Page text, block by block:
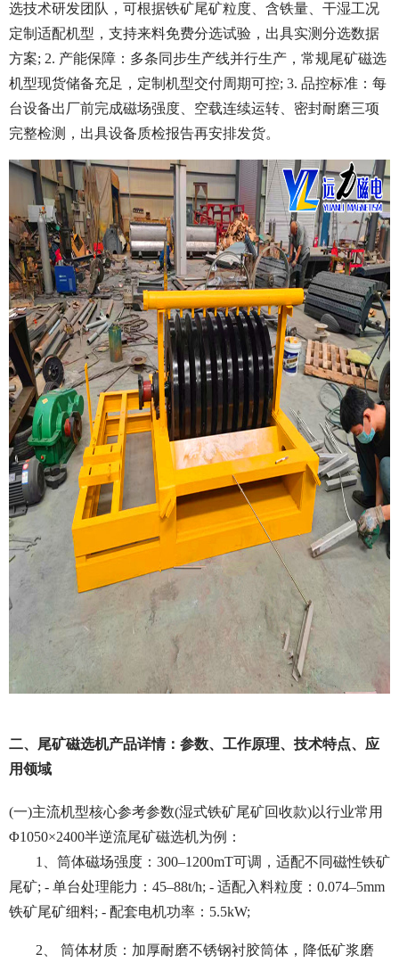
选技术研发团队，可根据铁矿尾矿粒度、含铁量、干湿工况
定制适配机型，支持来料免费分选试验，出具实测分选数据
方案; 2. 产能保障：多条同步生产线并行生产，常规尾矿磁选
机型现货储备充足，定制机型交付周期可控; 3. 品控标准：每
台设备出厂前完成磁场强度、空载连续运转、密封耐磨三项
完整检测，出具设备质检报告再安排发货。
二、尾矿磁选机产品详情：参数、工作原理、技术特点、应
用领域
(一)主流机型核心参考参数(湿式铁矿尾矿回收款)以行业常用
Φ1050×2400半逆流尾矿磁选机为例：
1、筒体磁场强度：300–1200mT可调，适配不同磁性铁矿
尾矿; - 单台处理能力：45–88t/h; - 适配入料粒度：0.074–5mm
铁矿尾矿细料; - 配套电机功率：5.5kW;
2、 筒体材质：加厚耐磨不锈钢衬胶筒体，降低矿浆磨